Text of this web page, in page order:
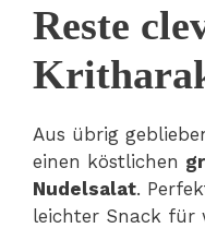
Reste
Aus übrig
einen köstlichen
Nudelsalat.
leichter Snack für